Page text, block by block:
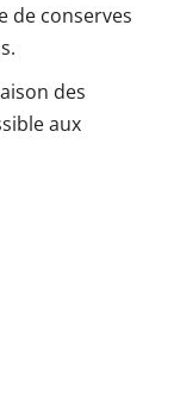
de conserves
des
aux